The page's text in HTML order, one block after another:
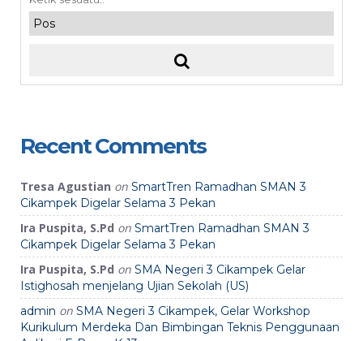
Recent Comments
Tresa Agustian on SmartTren Ramadhan SMAN 3
Cikampek Digelar Selama 3 Pekan
Ira Puspita, S.Pd on SmartTren Ramadhan SMAN 3
Cikampek Digelar Selama 3 Pekan
Ira Puspita, S.Pd on SMA Negeri 3 Cikampek Gelar
Istighosah menjelang Ujian Sekolah (US)
admin on SMA Negeri 3 Cikampek, Gelar Workshop
Kurikulum Merdeka Dan Bimbingan Teknis Penggunaan